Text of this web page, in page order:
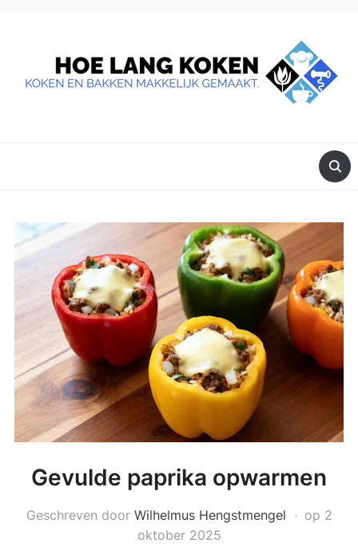
Gevulde paprika opwarmen
Geschreven door Wilhelmus Hengstmengel op 2
oktober 2025